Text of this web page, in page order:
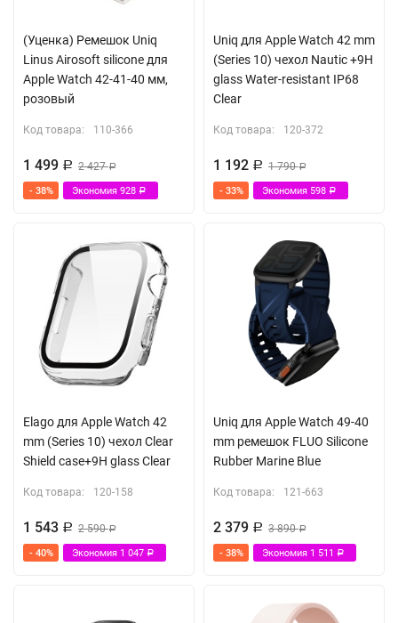
(Уценка) Ремешок Uniq
Linus Airosoft silicone для
Apple Watch 42-41-40 мм,
розовый
Код товара: 110-366
1 499 Р 2 427Р
- 38% Экономия 928 Р
Uniq для Apple Watch 42 mm
(Series 10) чехол Nautic +9H
glass Water-resistant IP68
Clear
Код товара: 120-372
1 192 Р 1 790Р
- 33% Экономия 598 Р
Elago для Apple Watch 42
mm (Series 10) чехол Clear
Shield case+9H glass Clear
Код товара: 120-158
1 543 Р 2 590Р
- 40% Экономия 1 047 Р
Uniq для Apple Watch 49-40
mm ремешок FLUO Silicone
Rubber Marine Blue
Код товара: 121-663
2 379 Р 3 890Р
- 38% Экономия 1 511 Р